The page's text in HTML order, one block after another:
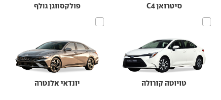
סיטרואן C4 פולקסווגן גולף
טויוטה קורולה יונדאי אלנטרה